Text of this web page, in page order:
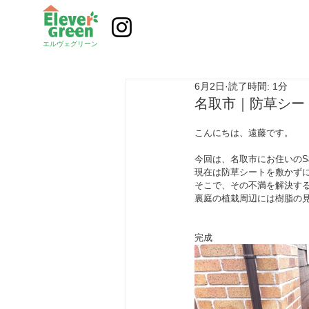
エルヴェグリーン
名取市｜防草シ
6月2日 読了時間: 1分
こんにちは、遠藤です。
今回は、名取市にお住いの
現在は防草シートを敷かず
そこで、その不満を解決す
裏庭の植栽周辺には樹脂の
完成